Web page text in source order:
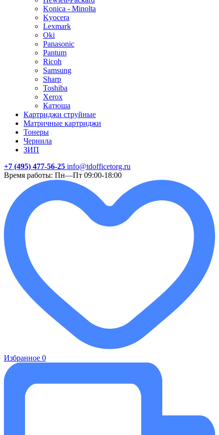
Konica - Minolta
Kyocera
Lexmark
Oki
Panasonic
Pantum
Ricoh
Samsung
Sharp
Toshiba
Xerox
Катюша
Картриджи струйные
Матричные картриджи
Тонеры
Чернила
ЗИП
+7 (495) 477-56-25 info@tdofficetorg.ru
Время работы: Пн—Пт 09:00-18:00
Избранное 0